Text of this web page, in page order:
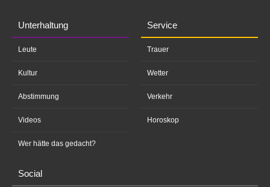
Unterhaltung
Leute
Kultur
Abstimmung
Videos
Wer hätte das gedacht?
Service
Trauer
Wetter
Verkehr
Horoskop
Social